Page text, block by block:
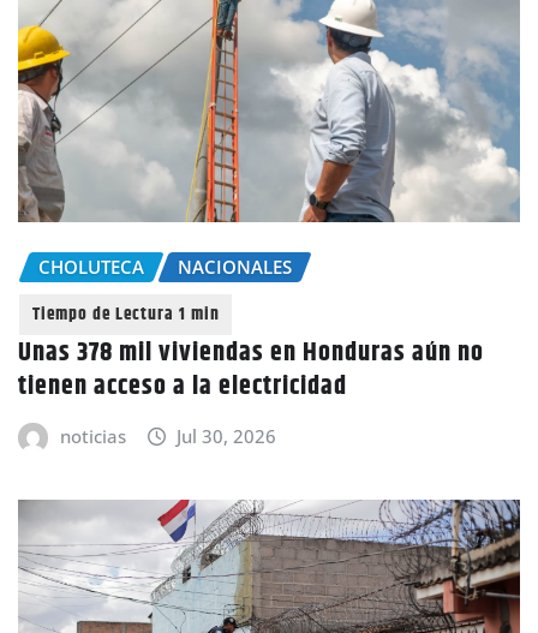
CHOLUTECA NACIONALES
Unas 378 mil viviendas en Honduras aún no
tienen acceso a la electricidad
noticias Jul 30, 2026